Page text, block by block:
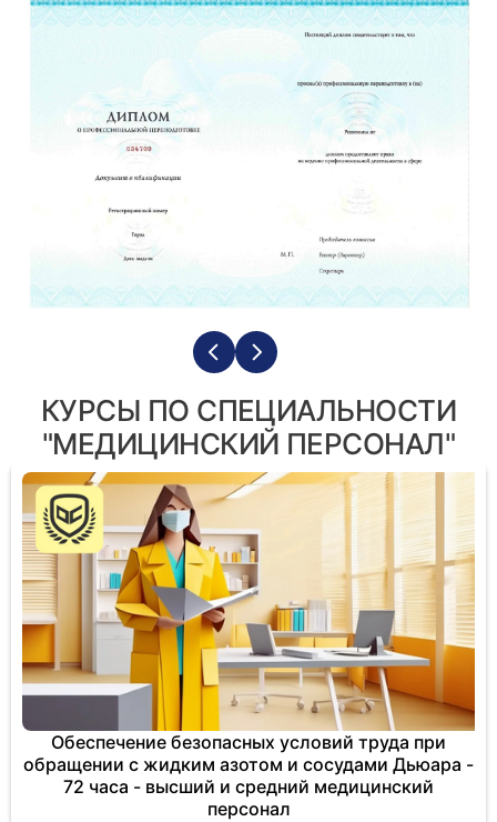
КУРСЫ ПО СПЕЦИАЛЬНОСТИ
"МЕДИЦИНСКИЙ ПЕРСОНАЛ"
Обеспечение безопасных условий труда при
обращении с жидким азотом и сосудами Дьюара -
72 часа - высший и средний медицинский
персонал